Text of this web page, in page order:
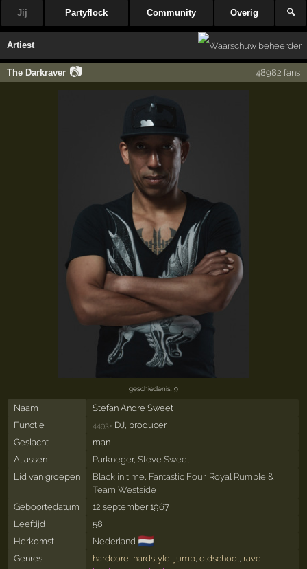
Jij Partyflock Community Overig 🔍
Artiest
The Darkraver 📷 48982 fans
geschiedenis: 9
Naam
Stefan André Sweet
Functie
4493× DJ, producer
Geslacht
man
Aliassen
Parkneger, Steve Sweet
Lid van groepen
Black in time, Fantastic Four, Royal Rumble &
Team Westside
Geboortedatum
12 september 1967
Leeftijd
58
Herkomst
Nederland 🇳🇱
Genres hardcore, hardstyle, jump, oldschool, rave